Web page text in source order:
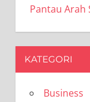
Pantau Arah
KATEGORI
Business